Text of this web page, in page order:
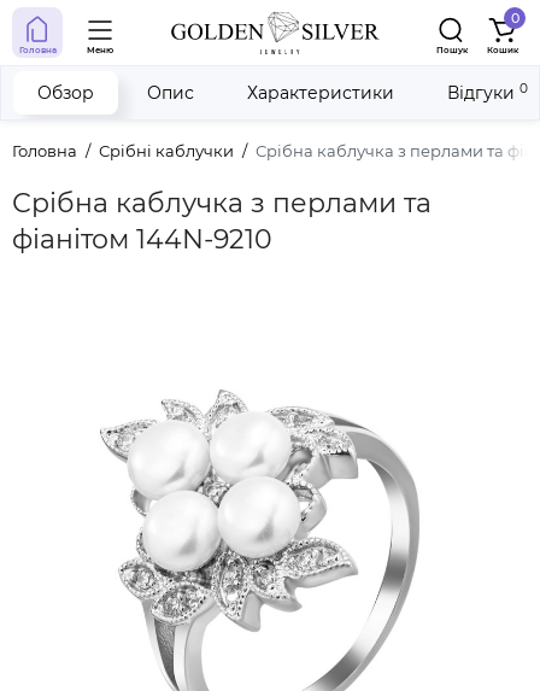
Головна Меню Пошук
0
Кошик
Головна Срібні каблучки Срібна каблучка з перлами та
Срібна каблучка з перлами та
фіанітом 144N-9210
Обзор Опис Характеристики Відгуки 0